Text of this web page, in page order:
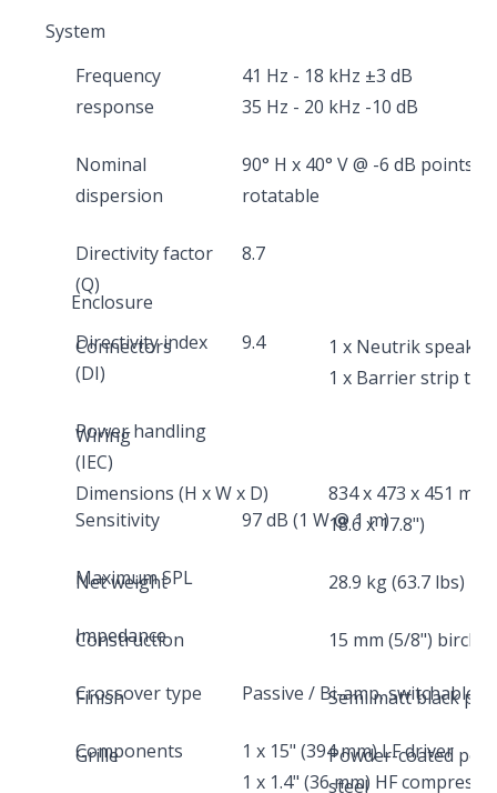
System
Frequency
response
41 Hz - 18 kHz ±3 dB
35 Hz - 20 kHz -10 dB
Nominal
dispersion
90° H x 40° V @ -6 dB points,
rotatable
Directivity factor
(Q)
8.7
Directivity index
(DI)
9.4
Power handling
(IEC)
Sensitivity 97 dB (1 W @ 1 m)
Maximum SPL
Impedance
Crossover type Passive / Bi-amp, switchable
Components
1 x 15" (394 mm) LF driver
1 x 1.4" (36 mm) HF
Enclosure
Connectors
1 x Neutrik
1 x Barrier strip
Wiring
Dimensions (H x W x D)
834 x 473 x 451 mm
18.6 x 17.8")
Net weight 28.9 kg (63.7 lbs)
Construction 15 mm (5/8") birch
Finish Semi matt black
Grille
Powder-coated
steel